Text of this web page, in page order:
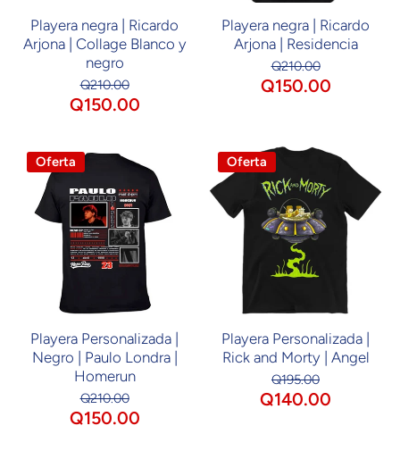
Playera negra | Ricardo
Arjona | Collage Blanco y
negro
Q210.00
Q150.00
Playera negra | Ricardo
Arjona | Residencia
Q210.00
Q150.00
Oferta
Playera Personalizada |
Negro | Paulo Londra |
Homerun
Q210.00
Q150.00
Oferta
Playera Personalizada |
Rick and Morty | Angel
Q195.00
Q140.00